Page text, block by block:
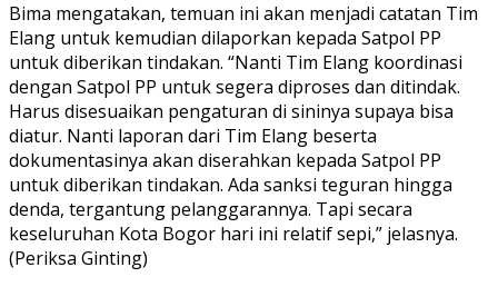
Bima mengatakan, temuan ini akan menjadi catatan Tim
Elang untuk kemudian dilaporkan kepada Satpol PP
untuk diberikan tindakan. “Nanti Tim Elang koordinasi
dengan Satpol PP untuk segera diproses dan ditindak.
Harus disesuaikan pengaturan di sininya supaya bisa
diatur. Nanti laporan dari Tim Elang beserta
dokumentasinya akan diserahkan kepada Satpol PP
untuk diberikan tindakan. Ada sanksi teguran hingga
denda, tergantung pelanggarannya. Tapi secara
keseluruhan Kota Bogor hari ini relatif sepi,” jelasnya.
(Periksa Ginting)